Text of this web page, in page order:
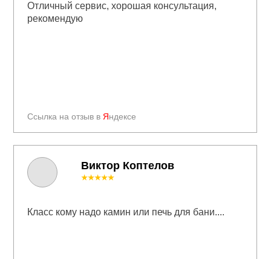
Ссылка на отзыв в Яндексе
Отличный сервис, хорошая консультация,
рекомендую
★★★★★
Класс кому надо камин или печь для бани....
Виктор Коптелов